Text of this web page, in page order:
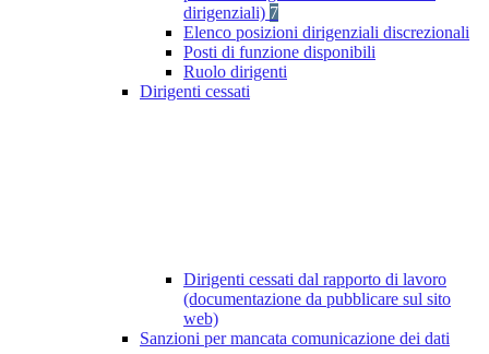
dirigenziali) 7
Elenco posizioni dirigenziali discrezionali
Posti di funzione disponibili
Ruolo dirigenti
Dirigenti cessati
Dirigenti cessati dal rapporto di lavoro
(documentazione da pubblicare sul sito
web)
Sanzioni per mancata comunicazione dei dati